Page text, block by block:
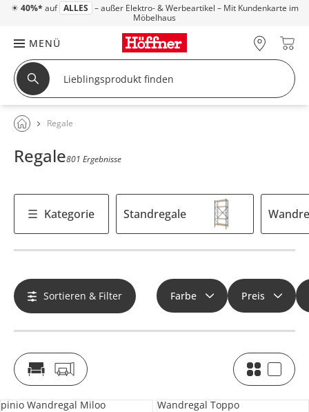
☀ 40%* auf ALLES – außer Elektro- & Werbeartikel – Mit Kundenkarte im
Möbelhaus
MENÜ
Regale
Regale801 Ergebnisse
Kategorie Standregale
Sortieren & Filter Farbe Preis
pinio Wandregal Miloo Wandregal Toppo